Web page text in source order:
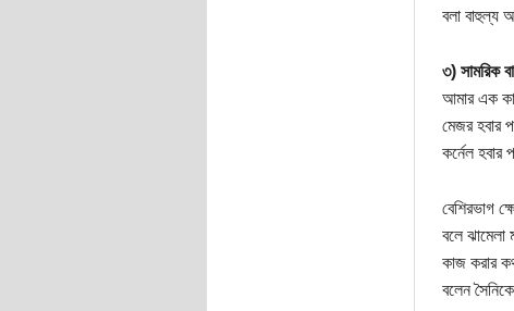
বলা বাহুল্য
৩) সামরিক
আমার এক
মেজর হবার
কর্নেল হবার
বেশিরভাগ
বলে ঝামেলা
কাজ করার
বলেন